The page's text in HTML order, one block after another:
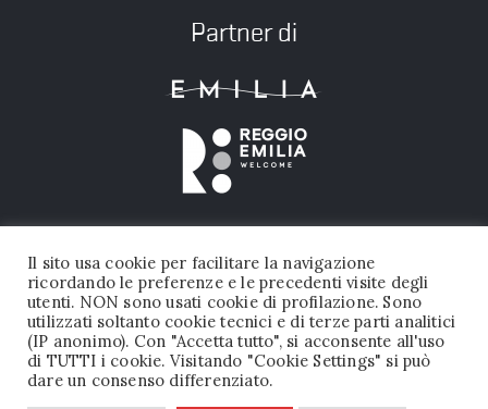
Partner di
FONDAZIONE PALAZZO MAGNANI © 2026 TUTTI I DIRITTI RISERVATI |
P.IVA 02456050356
Il sito usa cookie per facilitare la navigazione
ricordando le preferenze e le precedenti visite degli
utenti. NON sono usati cookie di profilazione. Sono
utilizzati soltanto cookie tecnici e di terze parti analitici
(IP anonimo). Con "Accetta tutto", si acconsente all'uso
di TUTTI i cookie. Visitando "Cookie Settings" si può
dare un consenso differenziato.